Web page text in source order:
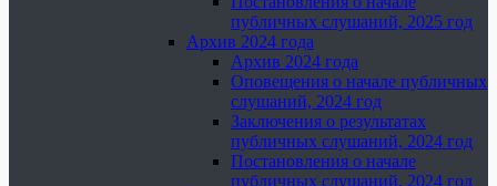
публичных слушаний, 2025 год
Архив 2024 года
Архив 2024 года
Оповещения о начале публичных
слушаний, 2024 год
Заключения о результатах
публичных слушаний, 2024 год
Постановления о начале
публичных слушаний, 2024 год